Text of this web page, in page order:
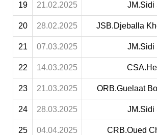
19 21.02.2025 JM.Sidi
20 28.02.2025 JSB.Djeballa
21 07.03.2025 JM.Sidi
22 14.03.2025
23 21.03.2025 ORB.Guelaat
24 28.03.2025 JM.Sidi
25 04.04.2025 CRB.Oued